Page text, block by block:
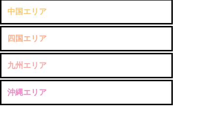
中国エリア
四国エリア
九州エリア
沖縄エリア